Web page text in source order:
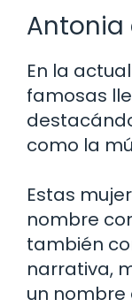
En la
famosas
como la
Estas
nombre
también
narrativa,
un nombre